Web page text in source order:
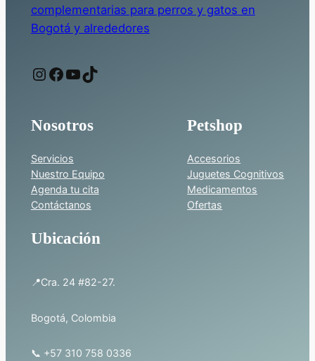
complementarias para perros y gatos en
Bogotá y alrededores
Instagram Facebook YouTube TikTok
Nosotros
Servicios
Nuestro Equipo
Agenda tu cita
Contáctanos
Petshop
Accesorios
Juguetes Cognitivos
Medicamentos
Ofertas
Ubicación
📍Cra. 24 #82-27.
Bogotá, Colombia
📞 +57 310 758 0336